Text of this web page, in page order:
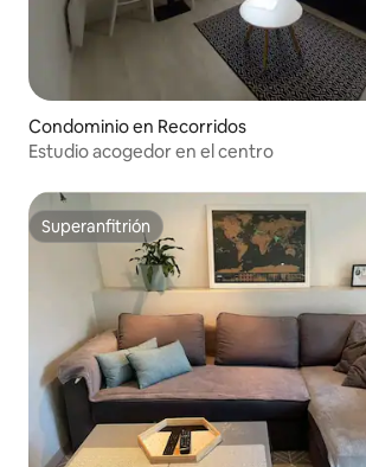
Condominio en Recorridos
Estudio acogedor en el centro
Superanfitrión
Superanfitrión